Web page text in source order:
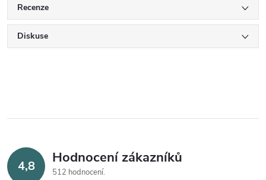
Recenze
Diskuse
4,8 Hodnocení zákazníků
512 hodnocení